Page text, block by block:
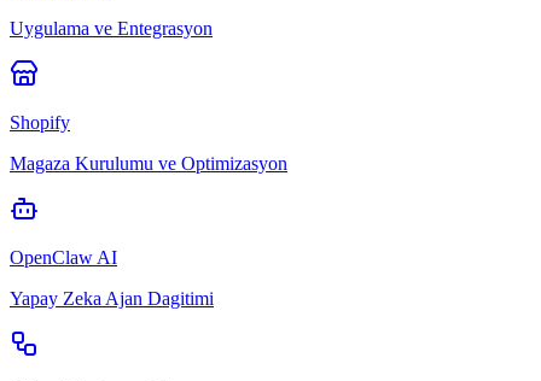
Uygulama ve Entegrasyon
Shopify
Magaza Kurulumu ve Optimizasyon
OpenClaw AI
Yapay Zeka Ajan Dagitimi